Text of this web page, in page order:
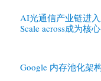
AI光通信产业链进
Scale across成为核
Google 内存池化架